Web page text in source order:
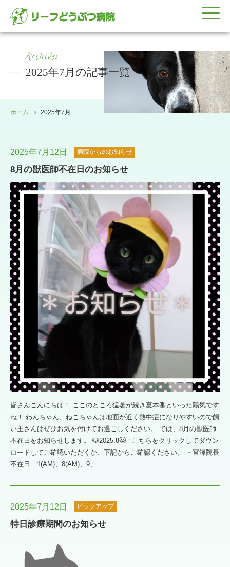
Archives
2025年7月の記事一覧
ホーム 2025年7月
2025年7月12日 病院からのお知らせ
8月の獣医師不在日のお知らせ
皆さんこんにちは！ ここのところ猛暑が続き夏本番といった陽気です
ね！ わんちゃん、ねこちゃんは地面が近く熱中症になりやすいので飼
い主さんはぜひお気を付けてお過ごしください。 では、8月の獣医師
不在日をお知らせします。 🐶2025.8🐱 ↑こちらをクリックしてダウン
ロードしてご確認いただくか、下記からご確認ください。 ・宮澤院長
不在日 1(AM)、8(AM)、9、...
2025年7月12日 ピックアップ
特日診療期間のお知らせ